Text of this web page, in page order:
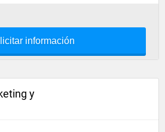
información
y